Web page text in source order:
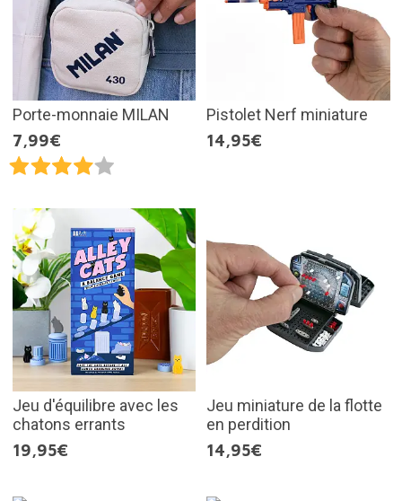
Porte-monnaie MILAN
7,99€
Pistolet Nerf miniature
14,95€
Jeu d'équilibre avec les
chatons errants
19,95€
Jeu miniature de la flotte
en perdition
14,95€